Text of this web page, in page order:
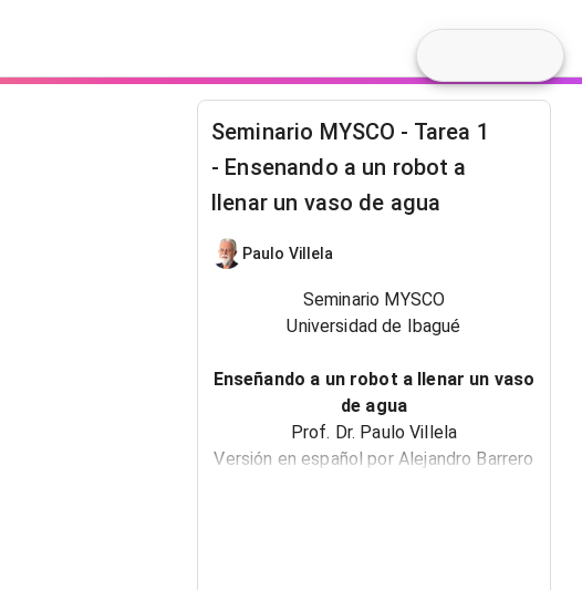
Seminario MYSCO - Tarea 1
- Ensenando a un robot a
llenar un vaso de agua
Paulo Villela
Seminario MYSCO
Universidad de Ibagué
Enseñando a un robot a llenar un vaso
de agua
Prof. Dr. Paulo Villela
Versión en español por Alejandro Barrero